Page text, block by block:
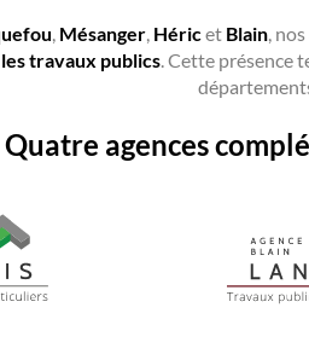
, Mésanger, Héricet Blain,
les travaux publics. Cette présence
Quatre agences